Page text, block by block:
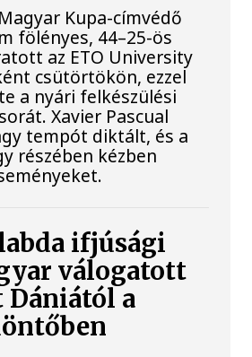
Kupa-címvédő
fölényes, 44–25-ös
az ETO University
csütörtökön, ezzel
a nyári felkészülési
Xavier Pascual
tempót diktált, és a
részében kézben
ifjúsági
válogatott
a